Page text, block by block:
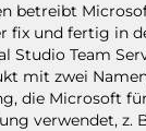
betreibt
fix und fertig in
Studio Team
mit zwei
die Microsoft
verwendet, z.